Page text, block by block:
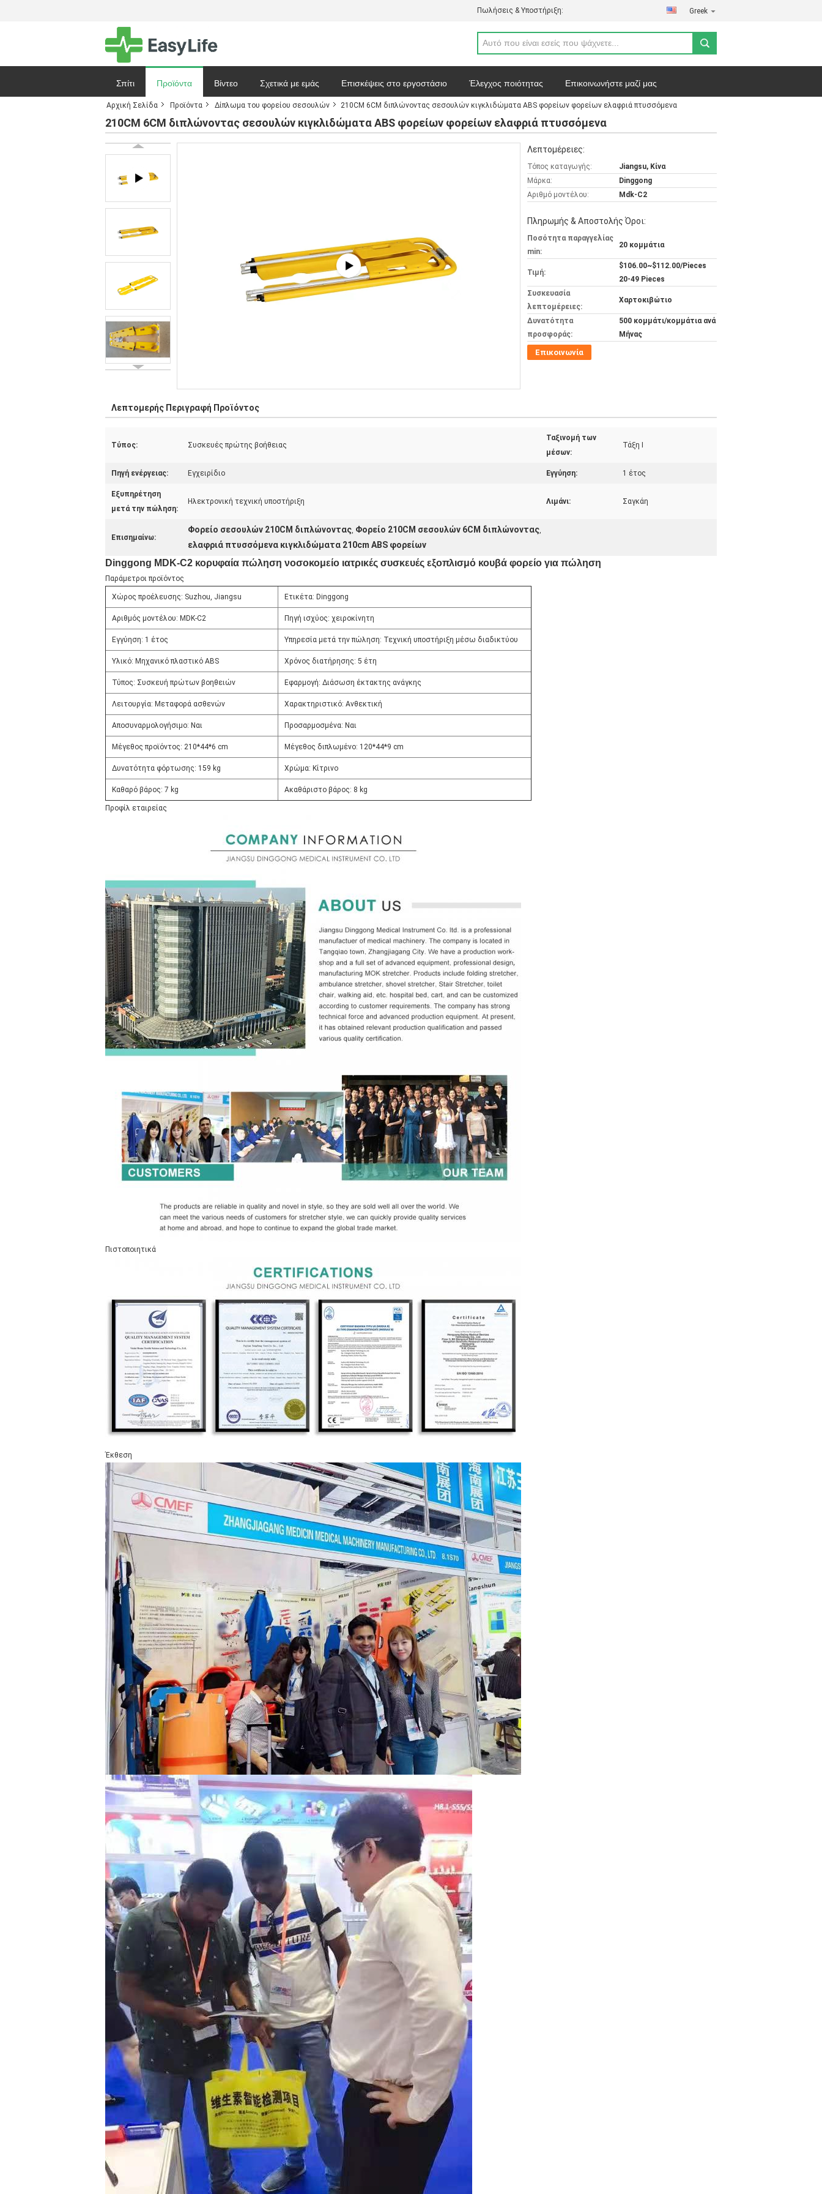
Πωλήσεις & Υποστήριξη: Greek
Σπίτι Προϊόντα Βίντεο Σχετικά με εμάς Επισκέψεις στο εργοστάσιο Έλεγχος ποιότητας Επικοινωνήστε μαζί μας
Ζητήστε ένα απόσπασμα Ειδήσεις Χάρτης ιστοσελίδας Πολιτική απορρήτου Υποθέσεις
Αρχική Σελίδα Προϊόντα Δίπλωμα του φορείου σεσουλών 210CM 6CM διπλώνοντας σεσουλών κιγκλιδώματα ABS φορείων φορείων ελαφριά πτυσσόμενα
210CM 6CM διπλώνοντας σεσουλών κιγκλιδώματα ABS φορείων φορείων ελαφριά πτυσσόμενα
Λεπτομέρειες:
Τόπος καταγωγής:
Jiangsu, Κίνα
Μάρκα:
Dinggong
Αριθμό μοντέλου:
Mdk-C2
Πληρωμής & Αποστολής Όροι:
Ποσότητα παραγγελίας
min:
20 κομμάτια
Τιμή:
$106.00~$112.00/Pieces
20-49 Pieces
Συσκευασία
λεπτομέρειες:
Χαρτοκιβώτιο
Δυνατότητα
προσφοράς:
500 κομμάτι/κομμάτια ανά
Μήνας
Επικοινωνία
Λεπτομερής Περιγραφή Προϊόντος
Τύπος: Συσκευές πρώτης βοήθειας
Ταξινομή των
μέσων:
Τάξη Ι
Πηγή ενέργειας: Εγχειρίδιο Εγγύηση: 1 έτος
Εξυπηρέτηση
μετά την πώληση:
Ηλεκτρονική τεχνική υποστήριξη Λιμάνι: Σαγκάη
Επισημαίνω:
Φορείο σεσουλών 210CM διπλώνοντας, Φορείο 210CM σεσουλών 6CM διπλώνοντας,
ελαφριά πτυσσόμενα κιγκλιδώματα 210cm ABS φορείων
Dinggong MDK-C2 κορυφαία πώληση νοσοκομείο ιατρικές συσκευές εξοπλισμό κουβά φορείο για πώληση
Παράμετροι προϊόντος
Χώρος προέλευσης: Suzhou, Jiangsu Ετικέτα: Dinggong
Αριθμός μοντέλου: MDK-C2 Πηγή ισχύος: χειροκίνητη
Εγγύηση: 1 έτος Υπηρεσία μετά την πώληση: Τεχνική υποστήριξη μέσω διαδικτύου
Υλικό: Μηχανικό πλαστικό ABS Χρόνος διατήρησης: 5 έτη
Τύπος: Συσκευή πρώτων βοηθειών Εφαρμογή: Διάσωση έκτακτης ανάγκης
Λειτουργία: Μεταφορά ασθενών Χαρακτηριστικό: Ανθεκτική
Αποσυναρμολογήσιμο: Ναι Προσαρμοσμένα: Ναι
Μέγεθος προϊόντος: 210*44*6 cm Μέγεθος διπλωμένο: 120*44*9 cm
Δυνατότητα φόρτωσης: 159 kg Χρώμα: Κίτρινο
Καθαρό βάρος: 7 kg Ακαθάριστο βάρος: 8 kg
Προφίλ εταιρείας
Πιστοποιητικά
Έκθεση